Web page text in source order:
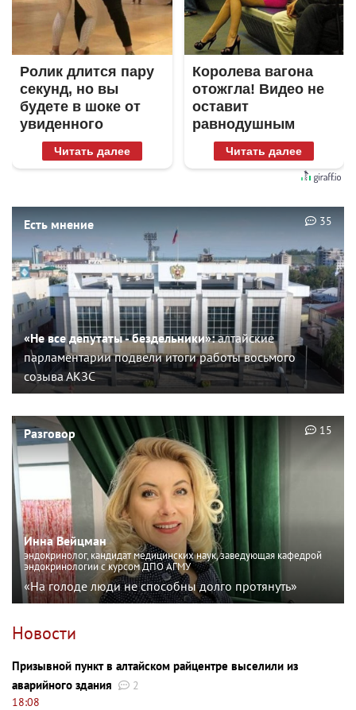
Ролик длится пару
секунд, но вы
будете в шоке от
увиденного
Читать далее
Королева вагона
отожгла! Видео не
оставит
равнодушным
Читать далее
Есть мнение
«Не все депутаты - бездельники»:алтайские
парламентарии подвели итоги работы восьмого
созыва АКЗС
35
Разговор
Инна Вейцман
эндокринолог, кандидат медицинских наук, заведующая кафедрой
эндокринологии с курсом ДПО АГМУ
«На голоде люди не способны долго протянуть»
15
Новости
Призывной пункт в алтайском райцентре выселили из
аварийного здания
2
18:08